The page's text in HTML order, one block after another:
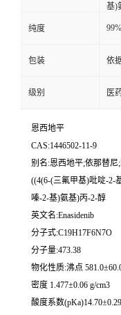
基)
纯度 99%
包装 依
级别 医
恩西地平
CAS:1446502-11-9
别名:恩西地平;依那替
((4(6-(三氟甲基)吡啶-2-
嗪-2-基)氨基)丙-2-醇
英文名:Enasidenib
分子式:C19H17F6N7O
分子量:473.38
物化性质:沸点
密度 1.477±0.06 g/cm3
酸度系数(pKa)14.70±0.29